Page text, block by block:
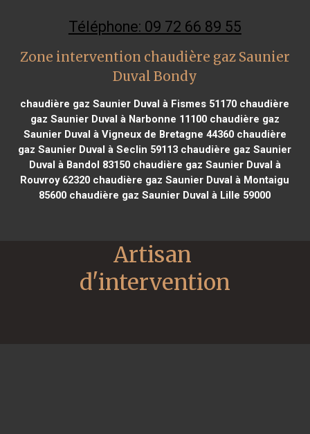
Téléphone: 09 72 66 89 55
Zone intervention chaudière gaz Saunier
Duval Bondy
chaudière gaz Saunier Duval à Fismes 51170 chaudière
gaz Saunier Duval à Narbonne 11100chaudière gaz
Saunier Duval à Vigneux de Bretagne 44360chaudière
gaz Saunier Duval à Seclin 59113 chaudière gaz Saunier
Duval à Bandol 83150chaudière gaz Saunier Duval à
Rouvroy 62320 chaudière gaz Saunier Duval à Montaigu
85600 chaudière gaz Saunier Duval à Lille 59000
Artisan
d'intervention